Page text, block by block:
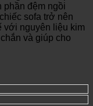
phần đệm ngồi
sofa trở nên
với nguyên liệu kim
và giúp cho